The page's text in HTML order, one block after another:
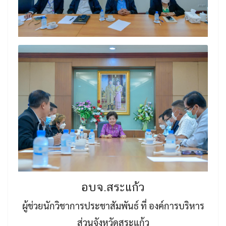
อบจ.สระแก้ว
ผู้ช่วยนักวิชาการประชาสัมพันธ์ ที่ องค์การบริหาร
ส่วนจังหวัดสระแก้ว